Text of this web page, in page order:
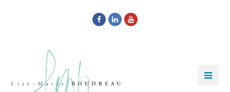
Facebook
LinkedInYoutube